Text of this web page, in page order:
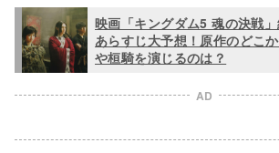
映画「キングダム5 魂の決戦
あらすじ大予想！原作のどこ
や桓騎を演じるのは？
AD